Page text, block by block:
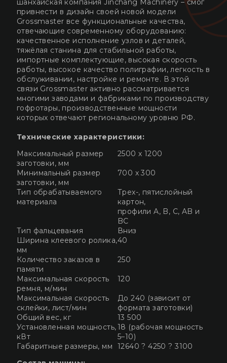
шанхайская компания Jinchang Machinery – смог
привнести в дизайн своей новой модели
Grossmaster все функциональные качества,
отвечающие современному оборудованию:
качественное исполнение узлов и деталей,
тяжёлая станина для стабильной работы,
импортные комплектующие, высокая скорость
работы, высокое качество полиграфии, легкость в
обслуживании, настройке и ремонте. В этой
связи Grossmaster активно рассматривается
многими заводами и фабриками по производству
гофротары, производственные мощности
которых отвечают региональному уровню РФ.
Технические характеристики:
Максимальный размер
заготовки, мм
2500 х 1200
Минимальный размер
заготовки, мм
700 х 300
Тип обрабатываемого
материала
Трех-, пятислойный
картон,
профили A, B, C, AB и
BC
Тип фальцевания
Вниз
Ширина клеевого ролика,
мм
40
Количество заказов в
памяти
250
Максимальная скорость
ремня, м/мин
120
Максимальная скорость
склейки, лист/мин
До 240 (зависит от
формата заготовки)
Общий вес, кг
13 500
Установленная мощность,
кВт
18 (рабочая мощность
5–10)
Габаритные размеры, мм
12640 ? 4250 ? 3100